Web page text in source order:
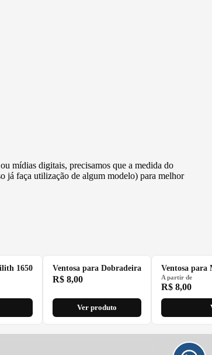
mídias digitais, precisamos que a medida do
já faça utilização de algum modelo) para melhor
1650 Ventosa para Dobradeira
R$ 8,00
Ver produto
Ventosa para
A partir de
R$ 8,00